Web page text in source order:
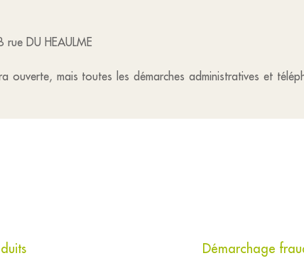
DU HEAULME
ouverte, mais toutes les démarches administratives et
Démarchage